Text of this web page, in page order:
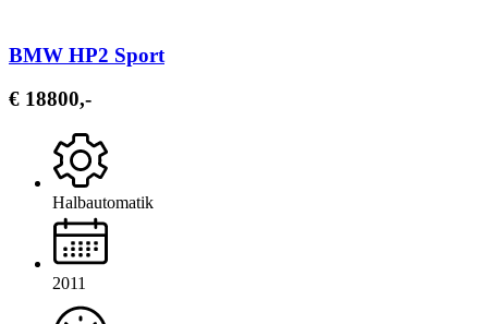
BMW HP2 Sport
€ 18800,-
Halbautomatik
2011